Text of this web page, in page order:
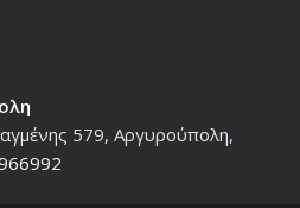
579, Αργυρούπολη,